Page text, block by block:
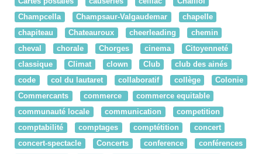
Champcella
Champsaur-Valgaudemar
chapelle
chapiteau
Chateauroux cheerleading
chemin
cheval
chorale Chorges cinema
Citoyenneté
classique
Climat clown Club
club des ainés
code
col du lautaret collaboratif collège
Colonie
Commercants
commerce
commerce equitable
communauté locale
communication
competition
comptabilité
comptages comptétition
concert
concert-spectacle
Concerts conference
conférences